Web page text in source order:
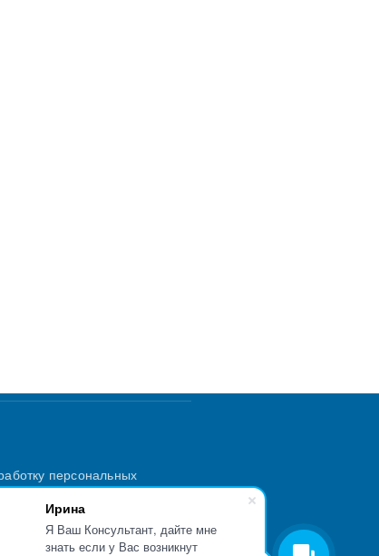
Ирина
Я Ваш Консультант, дайте мне
знать если у Вас возникнут
персональных